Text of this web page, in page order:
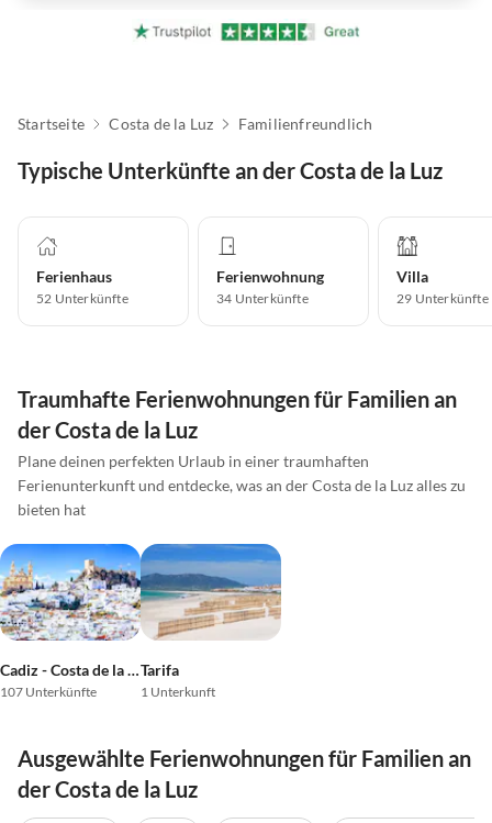
Startseite Costa de la Luz Familienfreundlich
Typische Unterkünfte an der Costa de la Luz
Ferienhaus
52 Unterkünfte
Ferienwohnung
34 Unterkünfte
Villa
29 Unterkünfte
Traumhafte Ferienwohnungen für Familien an
der Costa de la Luz
Plane deinen perfekten Urlaub in einer traumhaften
Ferienunterkunft und entdecke, was an der Costa de la Luz alles zu
bieten hat
Cadiz - Costa de la Luz
107 Unterkünfte
Tarifa
1 Unterkunft
Ausgewählte Ferienwohnungen für Familien an
der Costa de la Luz